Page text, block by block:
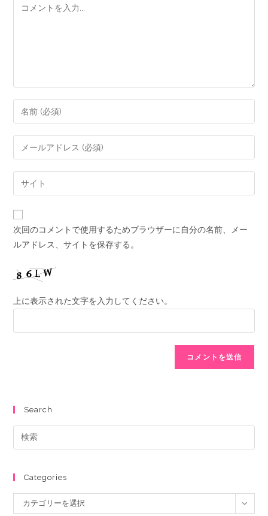
次回のコメントで使用するためブラウザーに自分の名前、メー
ルアドレス、サイトを保存する。
上に表示された文字を入力してください。
Search
Categories
カテゴリーを選択